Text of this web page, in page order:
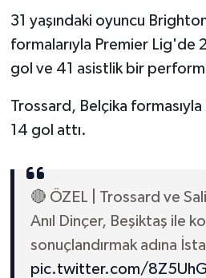
31 yaşındaki oyuncu
formalarıyla Premier Lig'de
gol ve 41 asistlik bir
Trossard, Belçika formasıyla
14 gol attı.
🔴 ÖZEL | Trossard ve
Anıl Dinçer, Beşiktaş ile
sonuçlandırmak adına
pic.twitter.com/